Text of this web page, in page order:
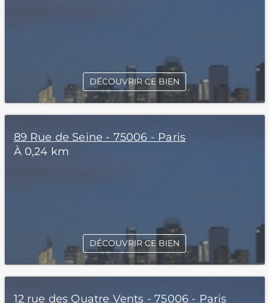
DÉCOUVRIR CE BIEN
89 Rue de Seine - 75006 - Paris
À 0,24 km
DÉCOUVRIR CE BIEN
12 rue des Quatre Vents - 75006 - Paris